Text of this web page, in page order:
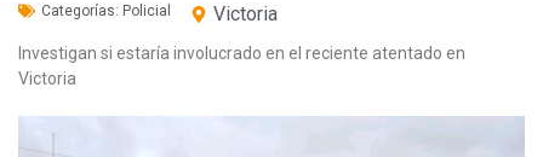
Categorías: Policial Victoria
Investigan si estaría involucrado en el reciente atentado en
Victoria